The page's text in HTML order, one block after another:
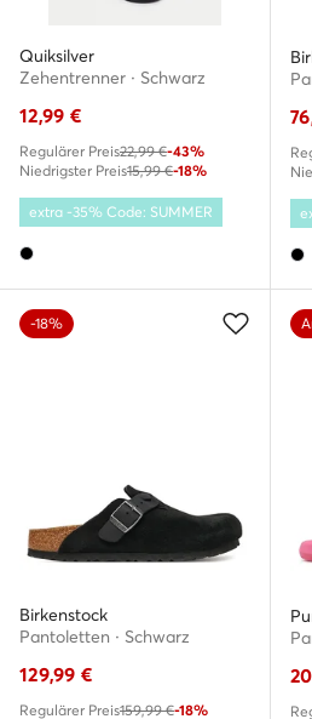
Quiksilver
Zehentrenner · Schwarz
12,99 €
Regulärer Preis22,99 €-43%
Niedrigster Preis15,99 €-18%
extra -35% Code: SUMMER
-18%
Birkenstock
Pantoletten · Schwarz
129,99 €
Regulärer Preis159,99 €-18%